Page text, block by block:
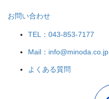
お問い合わせ
TEL：043-853-7177
Mail：info@minoda.co.jp
よくある質問